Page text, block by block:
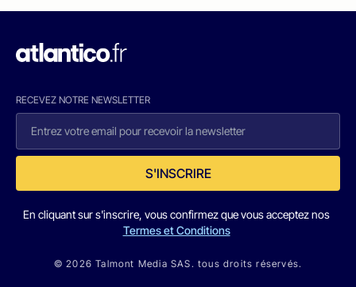
RECEVEZ NOTRE NEWSLETTER
S'INSCRIRE
En cliquant sur s'inscrire, vous confirmez que vous acceptez nos
Termes et Conditions
© 2026 Talmont Media SAS. tous droits réservés.